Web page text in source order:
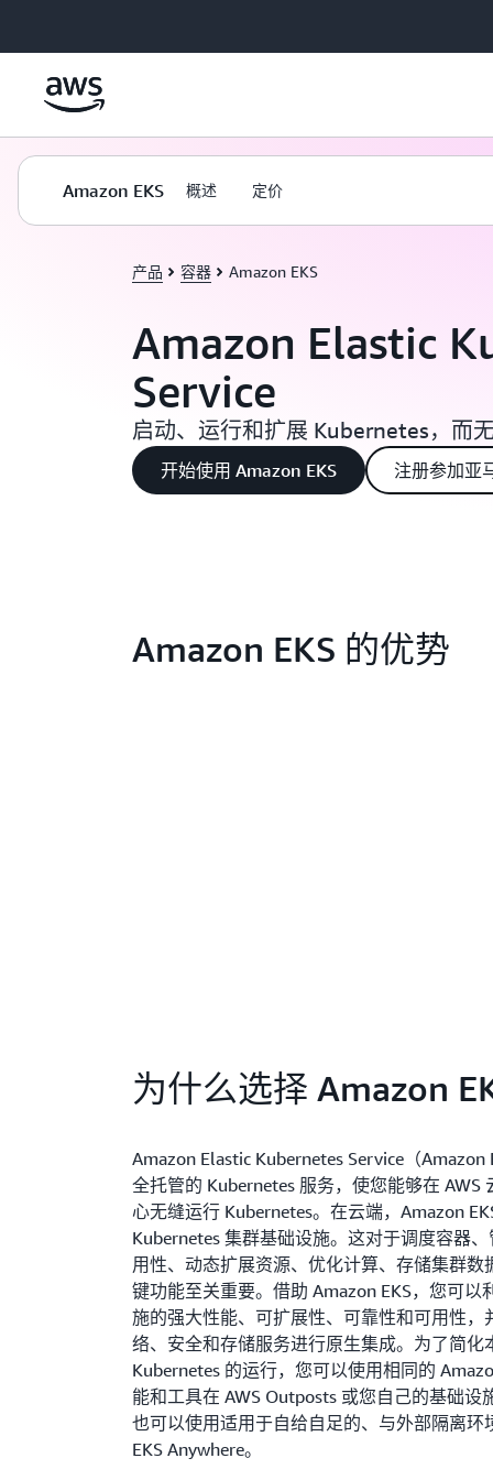
Amazon EKS 概述 定价
产品 容器 Amazon EKS
Amazon Elastic
Service
启动、运行和扩展 Kubernetes，而
开始使用 Amazon EKS 注册参加亚
Amazon EKS 的优势
为什么选择 Amazon
Amazon Elastic Kubernetes Service（Amazon
全托管的 Kubernetes 服务，使您能够在 AWS
心无缝运行 Kubernetes。在云端，Amazon
Kubernetes 集群基础设施。这对于调度容器
用性、动态扩展资源、优化计算、存储集群数
键功能至关重要。借助 Amazon EKS，您可以
施的强大性能、可扩展性、可靠性和可用性，
络、安全和存储服务进行原生集成。为了简化
Kubernetes 的运行，您可以使用相同的
能和工具在 AWS Outposts 或您自己的基础设
也可以使用适用于自给自足的、与外部隔离环
EKS Anywhere。